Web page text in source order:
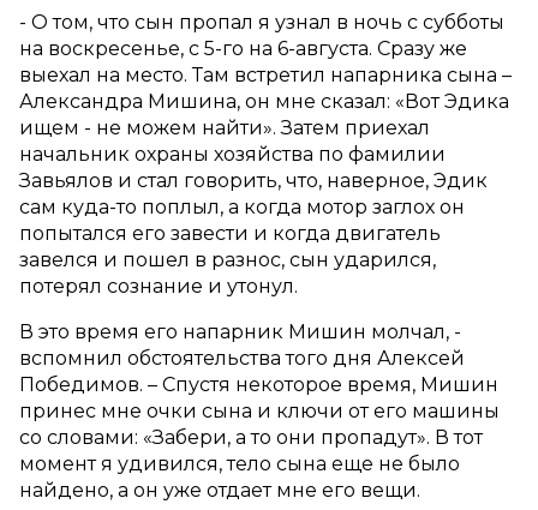
- О том, что сын пропал я узнал в ночь с субботы
на воскресенье, с 5-го на 6-августа. Сразу же
выехал на место. Там встретил напарника сына –
Александра Мишина, он мне сказал: «Вот Эдика
ищем - не можем найти». Затем приехал
начальник охраны хозяйства по фамилии
Завьялов и стал говорить, что, наверное, Эдик
сам куда-то поплыл, а когда мотор заглох он
попытался его завести и когда двигатель
завелся и пошел в разнос, сын ударился,
потерял сознание и утонул.
В это время его напарник Мишин молчал, -
вспомнил обстоятельства того дня Алексей
Победимов. – Спустя некоторое время, Мишин
принес мне очки сына и ключи от его машины
со словами: «Забери, а то они пропадут». В тот
момент я удивился, тело сына еще не было
найдено, а он уже отдает мне его вещи.